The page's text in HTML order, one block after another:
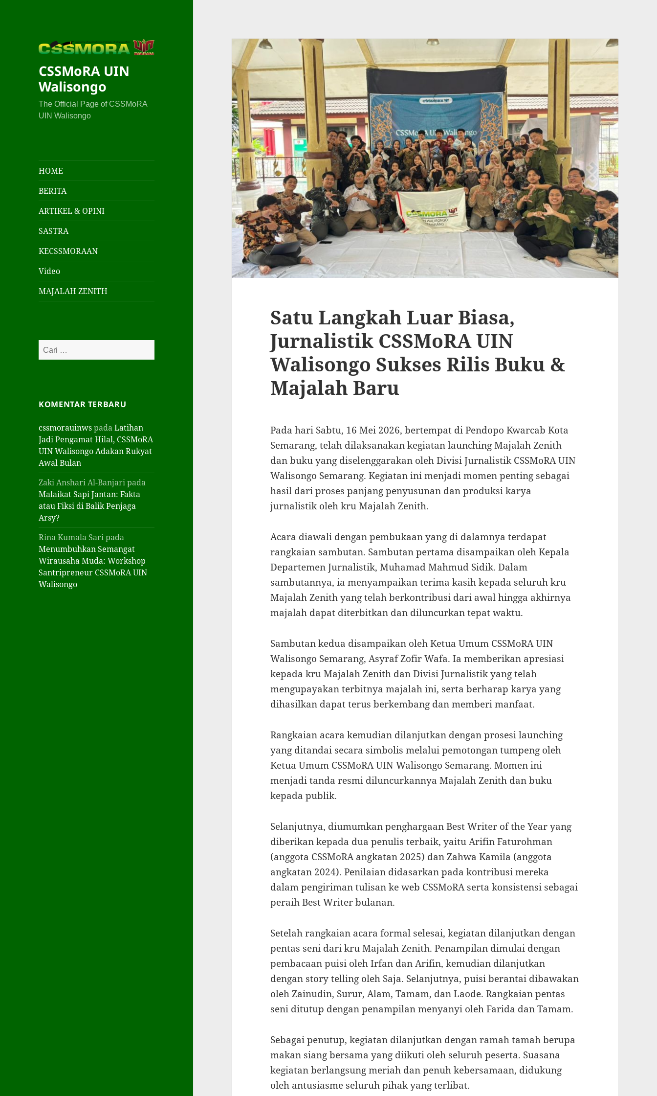
CSSMoRA UIN
Walisongo
The Official Page of CSSMoRA
UIN Walisongo
HOME
BERITA
ARTIKEL & OPINI
SASTRA
KECSSMORAAN
Video
MAJALAH ZENITH
Cari
untuk:
KOMENTAR TERBARU
cssmorauinwspadaLatihan
Jadi Pengamat Hilal, CSSMoRA
UIN Walisongo Adakan Rukyat
Awal Bulan
Zaki Anshari Al-Banjaripada
Malaikat Sapi Jantan: Fakta
atau Fiksi di Balik Penjaga
Arsy?
Rina Kumala Saripada
Menumbuhkan Semangat
Wirausaha Muda: Workshop
Santripreneur CSSMoRA UIN
Walisongo
Satu Langkah Luar Biasa,
Jurnalistik CSSMoRA UIN
Walisongo Sukses Rilis Buku &
Majalah Baru
Pada hari Sabtu, 16 Mei 2026, bertempat di Pendopo Kwarcab Kota
Semarang, telah dilaksanakan kegiatan launching Majalah Zenith
dan buku yang diselenggarakan oleh Divisi Jurnalistik CSSMoRA UIN
Walisongo Semarang. Kegiatan ini menjadi momen penting sebagai
hasil dari proses panjang penyusunan dan produksi karya
jurnalistik oleh kru Majalah Zenith.
Acara diawali dengan pembukaan yang di dalamnya terdapat
rangkaian sambutan. Sambutan pertama disampaikan oleh Kepala
Departemen Jurnalistik, Muhamad Mahmud Sidik. Dalam
sambutannya, ia menyampaikan terima kasih kepada seluruh kru
Majalah Zenith yang telah berkontribusi dari awal hingga akhirnya
majalah dapat diterbitkan dan diluncurkan tepat waktu.
Sambutan kedua disampaikan oleh Ketua Umum CSSMoRA UIN
Walisongo Semarang, Asyraf Zofir Wafa. Ia memberikan apresiasi
kepada kru Majalah Zenith dan Divisi Jurnalistik yang telah
mengupayakan terbitnya majalah ini, serta berharap karya yang
dihasilkan dapat terus berkembang dan memberi manfaat.
Rangkaian acara kemudian dilanjutkan dengan prosesi launching
yang ditandai secara simbolis melalui pemotongan tumpeng oleh
Ketua Umum CSSMoRA UIN Walisongo Semarang. Momen ini
menjadi tanda resmi diluncurkannya Majalah Zenith dan buku
kepada publik.
Selanjutnya, diumumkan penghargaan Best Writer of the Year yang
diberikan kepada dua penulis terbaik, yaitu Arifin Faturohman
(anggota CSSMoRA angkatan 2025) dan Zahwa Kamila (anggota
angkatan 2024). Penilaian didasarkan pada kontribusi mereka
dalam pengiriman tulisan ke web CSSMoRA serta konsistensi sebagai
peraih Best Writer bulanan.
Setelah rangkaian acara formal selesai, kegiatan dilanjutkan dengan
pentas seni dari kru Majalah Zenith. Penampilan dimulai dengan
pembacaan puisi oleh Irfan dan Arifin, kemudian dilanjutkan
dengan story telling oleh Saja. Selanjutnya, puisi berantai dibawakan
oleh Zainudin, Surur, Alam, Tamam, dan Laode. Rangkaian pentas
seni ditutup dengan penampilan menyanyi oleh Farida dan Tamam.
Sebagai penutup, kegiatan dilanjutkan dengan ramah tamah berupa
makan siang bersama yang diikuti oleh seluruh peserta. Suasana
kegiatan berlangsung meriah dan penuh kebersamaan, didukung
oleh antusiasme seluruh pihak yang terlibat.